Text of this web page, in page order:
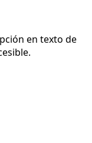
en texto de